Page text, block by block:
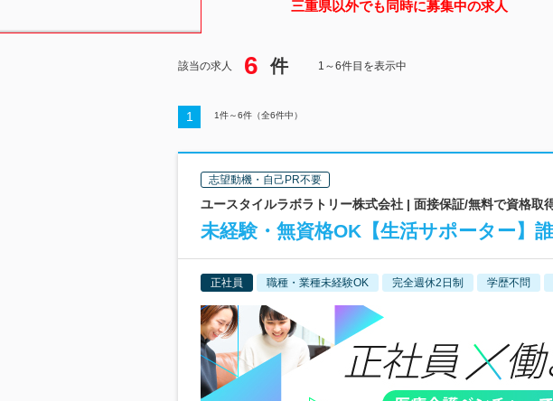
三重県以外でも同時に募集中の求人
該当の求人 6 件 1～6件目を表示中
1 1件～6件（全6件中）
志望動機・自己PR不要
ユースタイルラボラトリー株式会社 | 面接保証/無料で資格
未経験・無資格OK【生活サポーター】
正社員 職種・業種未経験OK 完全週休2日制 学歴不問